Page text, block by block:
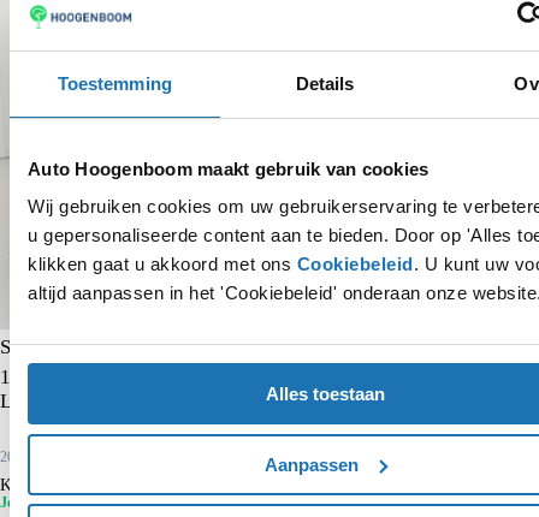
Toestemming Details
Auto Hoogenboom maakt gebruik van cookies
Wij gebruiken cookies om uw gebruikerservaring te
u gepersonaliseerde content aan te bieden. Door op 'Alles
klikken gaat u akkoord met ons Cookiebeleid. U kunt uw
altijd aanpassen in het 'Cookiebeleid' onderaan onze
Alles toestaan
Aanpassen
Skoda Kamiq
1.0 TSI Ambition | Trekhaak | CarPlay | Cruise control | Airco |
Lane- en frontassist | Bluetooth |
2022
Kopen
Je voordeel is € 1.700